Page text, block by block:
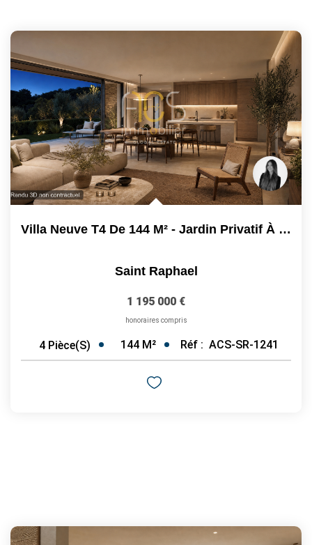
Villa Neuve T4 De 144 M² - Jardin Privatif À Saint-Raphaël...
Saint Raphael
1 195 000 €
honoraires compris
4 Pièce(s) 144 M² Réf : ACS-SR-1241